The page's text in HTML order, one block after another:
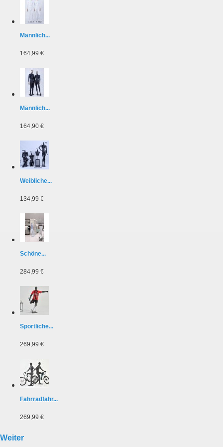
Männlich...
164,99 €
Männlich...
164,90 €
Weibliche...
134,99 €
Schöne...
284,99 €
Sportliche...
269,99 €
Fahrradfahr...
269,99 €
Weiter